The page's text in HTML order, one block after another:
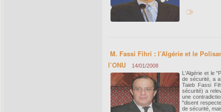
M. Fassi Fihri : l’Algérie et le
l’ONU
14/01/2008
L'Algérie et le
de sécurité, a
Taieb Fassi
sécurité) a
une
"disent
de sécurité,